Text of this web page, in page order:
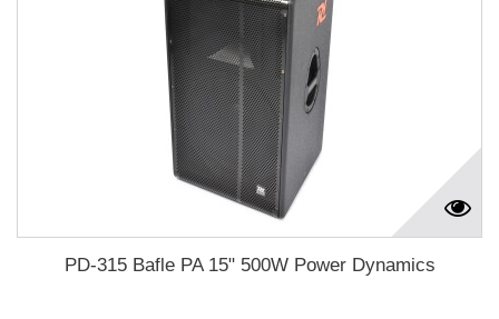
PD-315 Bafle PA 15" 500W Power Dynamics